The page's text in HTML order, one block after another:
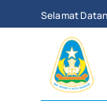
to
Selamat